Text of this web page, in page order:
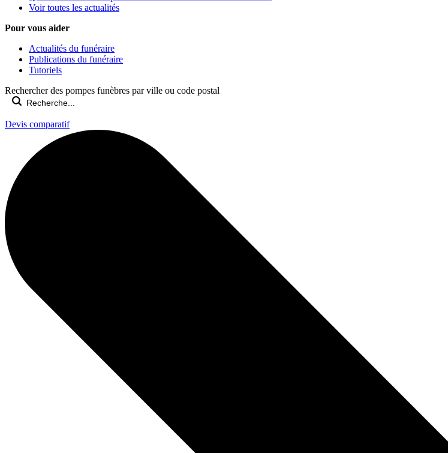
Voir toutes les actualités
Pour vous aider
Actualités du funéraire
Publications du funéraire
Tutoriels
Rechercher des pompes funèbres par ville ou code postal
Devis comparatif